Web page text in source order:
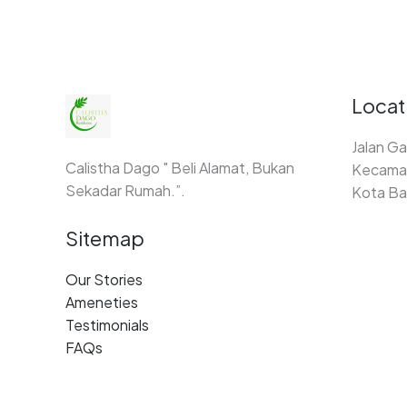
Calistha Dago " Beli Alamat, Bukan
Sekadar Rumah.”.
Sitemap
Our Stories
Ameneties
Testimonials
FAQs
Jalan
Kota